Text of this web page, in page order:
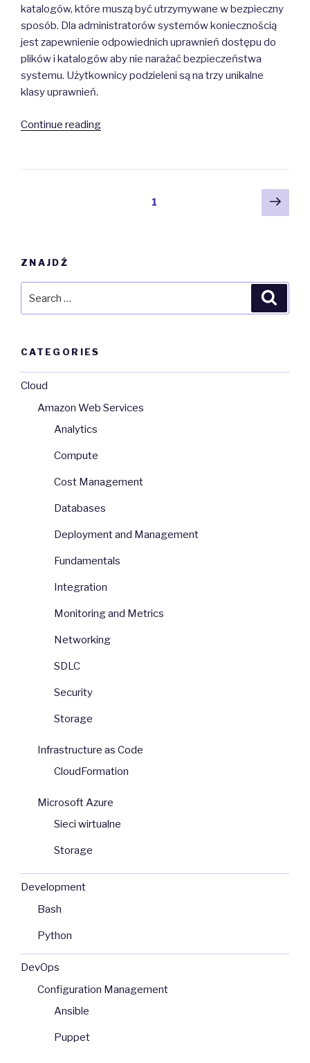
katalogów, które muszą być utrzymywane w bezpieczny
sposób. Dla administratorów systemów koniecznością
jest zapewnienie odpowiednich uprawnień dostępu do
plików i katalogów aby nie narażać bezpieczeństwa
systemu. Użytkownicy podzieleni są na trzy unikalne
klasy uprawnień.
Continue reading“Prawa
plików
katalogów”1
Next
ZNAJDŹ
CATEGORIES
Cloud
Amazon Web Services
Analytics
Compute
Cost Management
Databases
Deployment and Management
Fundamentals
Integration
Monitoring and Metrics
Networking
SDLC
Security
Storage
Infrastructure as Code
CloudFormation
Microsoft Azure
Sieci wirtualne
Storage
Development
Bash
Python
DevOps
Configuration Management
Ansible
Puppet